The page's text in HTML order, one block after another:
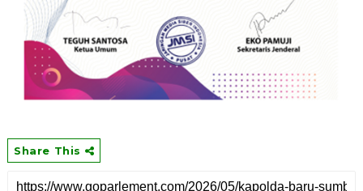
Share This